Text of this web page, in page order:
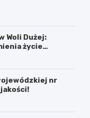
Woli Dużej:
życie
nr